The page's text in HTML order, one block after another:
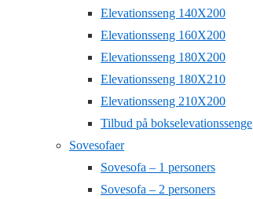
Elevationsseng 140X200
Elevationsseng 160X200
Elevationsseng 180X200
Elevationsseng 180X210
Elevationsseng 210X200
Tilbud på bokselevationssenge
Sovesofaer
Sovesofa – 1 personers
Sovesofa – 2 personers